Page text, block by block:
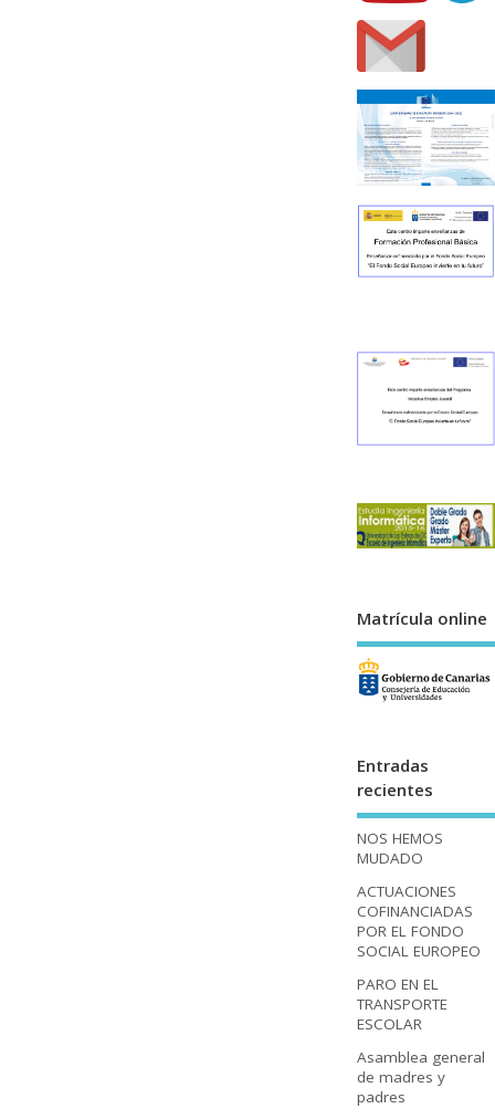
Matrícula online
Entradas
recientes
NOS HEMOS
MUDADO
ACTUACIONES
COFINANCIADAS
POR EL FONDO
SOCIAL EUROPEO
PARO EN EL
TRANSPORTE
ESCOLAR
Asamblea general
de madres y
padres